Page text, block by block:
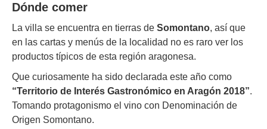
Dónde comer
La villa se encuentra en tierras de Somontano, así que
en las cartas y menús de la localidad no es raro ver los
productos típicos de esta región aragonesa.
Que curiosamente ha sido declarada este año como
“Territorio de Interés Gastronómico en Aragón 2018”.
Tomando protagonismo el vino con Denominación de
Origen Somontano.